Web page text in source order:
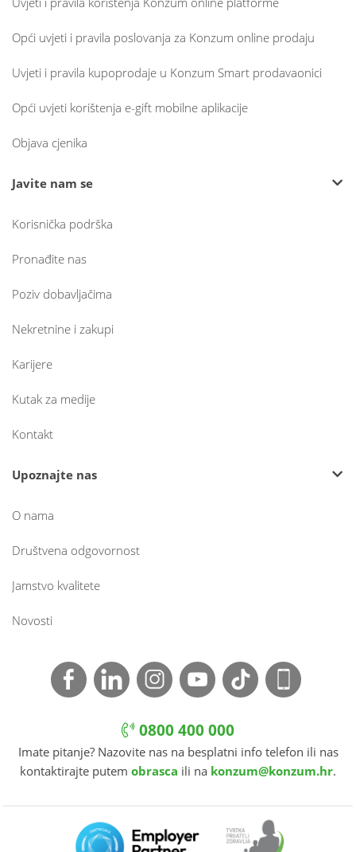
Opći uvjeti i pravila poslovanja za Konzum online prodaju
Uvjeti i pravila kupoprodaje u Konzum Smart prodavaonici
Opći uvjeti korištenja e-gift mobilne aplikacije
Objava cjenika
Javite nam se
Korisnička podrška
Pronađite nas
Poziv dobavljačima
Nekretnine i zakupi
Karijere
Kutak za medije
Kontakt
Upoznajte nas
O nama
Društvena odgovornost
Jamstvo kvalitete
Novosti
0800 400 000
Imate pitanje? Nazovite nas na besplatni info telefon ili nas
kontaktirajte putem obrasca ili na konzum@konzum.hr.